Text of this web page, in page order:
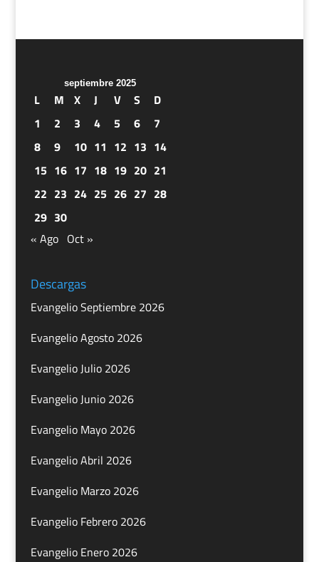
septiembre 2025
L M X J V S
D
1
2 3 4 5 6
7
8
9 10 11 12 13 14
15 16 17 18 19 20 21
22 23 24 25 26 27 28
29 30
« Ago Oct »
Descargas
Evangelio Septiembre 2026
Evangelio Agosto 2026
Evangelio Julio 2026
Evangelio Junio 2026
Evangelio Mayo 2026
Evangelio Abril 2026
Evangelio Marzo 2026
Evangelio Febrero 2026
Evangelio Enero 2026